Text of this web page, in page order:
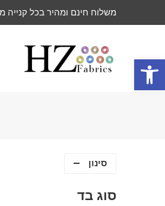
פתח סרגל נגישות
משלוח חינם ומהיר בכל קנייה מעל
סינון
סוג בד